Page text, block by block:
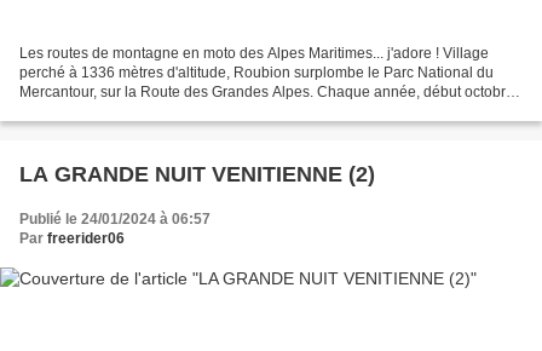
Les routes de montagne en moto des Alpes Maritimes... j'adore ! Village
perché à 1336 mètres d'altitude, Roubion surplombe le Parc National du
Mercantour, sur la Route des Grandes Alpes. Chaque année, début octobre,
LA GRANDE NUIT VENITIENNE (2)
Publié le 24/01/2024 à 06:57
Par freerider06